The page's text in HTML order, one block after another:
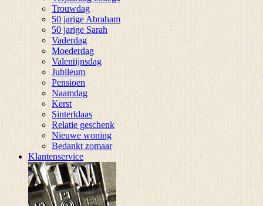
Trouwdag
50 jarige Abraham
50 jarige Sarah
Vaderdag
Moederdag
Valentijnsdag
Jubileum
Pensioen
Naamdag
Kerst
Sinterklaas
Relatie geschenk
Nieuwe woning
Bedankt zomaar
Klantenservice